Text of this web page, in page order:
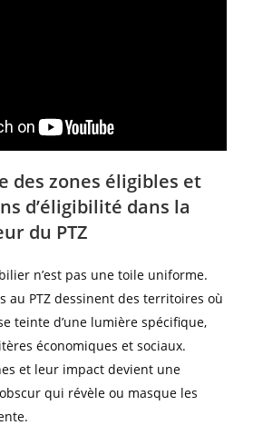
des zones éligibles et
d’éligibilité dans la
du PTZ
n’est pas une toile uniforme.
au PTZ dessinent des territoires où
teinte d’une lumière spécifique,
économiques et sociaux.
et leur impact devient une
qui révèle ou masque les